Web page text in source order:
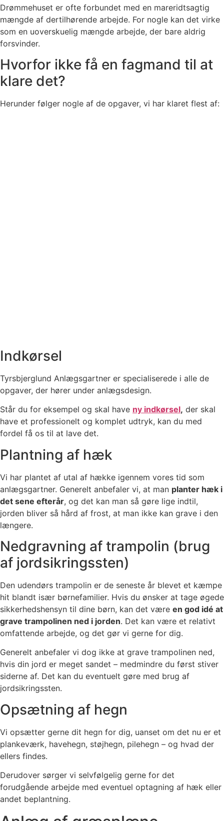
Drømmehuset er ofte forbundet med en mareridtsagtig
mængde af dertilhørende arbejde. For nogle kan det virke
som en uoverskuelig mængde arbejde, der bare aldrig
forsvinder.
Hvorfor ikke få en fagmand til at
klare det?
Herunder følger nogle af de opgaver, vi har klaret flest af:
Indkørsel
Tyrsbjerglund Anlægsgartner er specialiserede i alle de
opgaver, der hører under anlægsdesign.
Står du for eksempel og skal have ny indkørsel, der skal
have et professionelt og komplet udtryk, kan du med
fordel få os til at lave det.
Plantning af hæk
Vi har plantet af utal af hække igennem vores tid som
anlægsgartner. Generelt anbefaler vi, at man planter hæk i
det sene efterår, og det kan man så gøre lige indtil,
jorden bliver så hård af frost, at man ikke kan grave i den
længere.
Nedgravning af trampolin (brug
af jordsikringssten)
Den udendørs trampolin er de seneste år blevet et kæmpe
hit blandt især børnefamilier. Hvis du ønsker at tage øgede
sikkerhedshensyn til dine børn, kan det være en god idé at
grave trampolinen ned i jorden. Det kan være et relativt
omfattende arbejde, og det gør vi gerne for dig.
Generelt anbefaler vi dog ikke at grave trampolinen ned,
hvis din jord er meget sandet – medmindre du først stiver
siderne af. Det kan du eventuelt gøre med brug af
jordsikringssten.
Opsætning af hegn
Vi opsætter gerne dit hegn for dig, uanset om det nu er et
plankeværk, havehegn, støjhegn, pilehegn – og hvad der
ellers findes.
Derudover sørger vi selvfølgelig gerne for det
forudgående arbejde med eventuel optagning af hæk eller
andet beplantning.